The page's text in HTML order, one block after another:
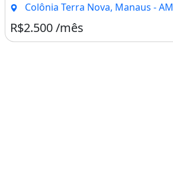
Colônia Terra Nova, Manaus - AM
R$2.500 /mês